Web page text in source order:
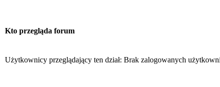
Kto przegląda forum
Użytkownicy przeglądający ten dział: Brak zalogowanych